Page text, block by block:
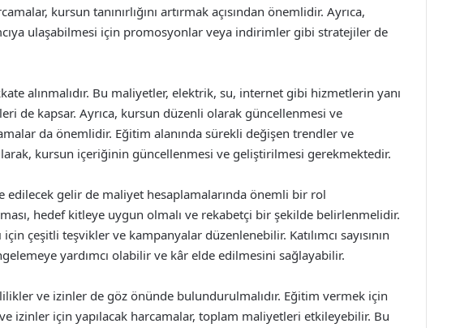
kursun tanınırlığını artırmak açısından önemlidir. Ayrıca,
ulaşabilmesi için promosyonlar veya indirimler gibi stratejiler de
alınmalıdır. Bu maliyetler, elektrik, su, internet gibi hizmetlerin yanı
de kapsar. Ayrıca, kursun düzenli olarak güncellenmesi ve
da önemlidir. Eğitim alanında sürekli değişen trendler ve
kursun içeriğinin güncellenmesi ve geliştirilmesi gerekmektedir.
edilecek gelir de maliyet hesaplamalarında önemli bir rol
hedef kitleye uygun olmalı ve rekabetçi bir şekilde belirlenmelidir.
için çeşitli teşvikler ve kampanyalar düzenlenebilir. Katılımcı sayısının
yardımcı olabilir ve kâr elde edilmesini sağlayabilir.
ve izinler de göz önünde bulundurulmalıdır. Eğitim vermek için
izinler için yapılacak harcamalar, toplam maliyetleri etkileyebilir. Bu